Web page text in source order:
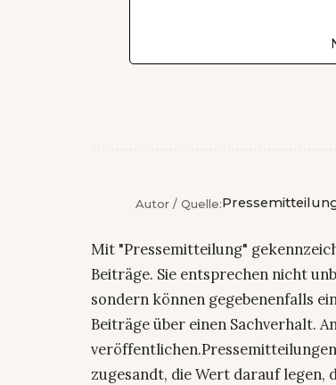
Autor / Quelle:
Mit "Pressemitteilung"
Beiträge. Sie entsprechen nicht
sondern können gegebenenfalls
Beiträge über einen Sachverhalt.
zugesandt, die Wert darauf legen,